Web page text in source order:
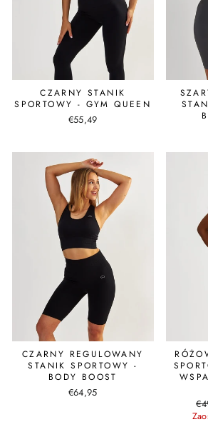
CZARNY STANIK
SPORTOWY - GYM QUEEN
€55,49
CZARNY REGULOWANY
STANIK SPORTOWY -
BODY BOOST
€64,95